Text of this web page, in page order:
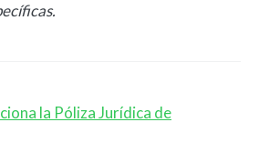
la Póliza Jurídica de